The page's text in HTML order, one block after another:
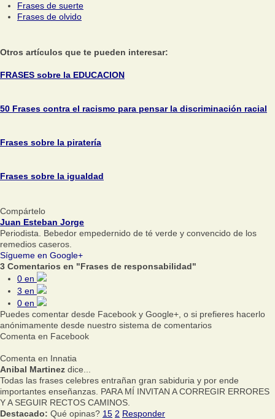
Frases de suerte
Frases de olvido
Otros artículos que te pueden interesar:
FRASES sobre la EDUCACION
50 Frases contra el racismo para pensar la discriminación racial
Frases sobre la piratería
Frases sobre la igualdad
Compártelo
Juan Esteban Jorge
Periodista. Bebedor empedernido de té verde y convencido de los
remedios caseros.
Sígueme en Google+
3 Comentarios en "Frases de responsabilidad"
0 en
3 en
0 en
Puedes comentar desde Facebook y Google+, o si prefieres hacerlo
anónimamente desde nuestro sistema de comentarios
Comenta en Facebook
Comenta en Innatia
Anibal Martinez dice...
Todas las frases celebres entrañan gran sabiduria y por ende
importantes enseñanzas. PARA MÍ INVITAN A CORREGIR ERRORES
Y A SEGUIR RECTOS CAMINOS.
Destacado: Qué opinas? 15 2 Responder